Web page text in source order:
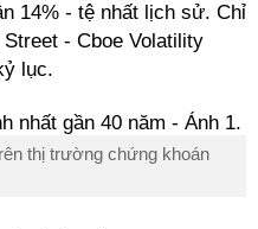
14% - tệ nhất lịch sử. Chỉ
- Cboe Volatility
lục.
thị trường chứng khoán